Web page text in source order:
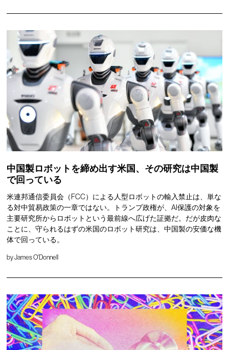
中国製ロボットを締め出す米国、その研究は中国製
で回っている
米連邦通信委員会（FCC）による人型ロボットの輸入禁止は、単な
る対中貿易政策の一章ではない。トランプ政権が、AI保護の対象を
主要研究所からロボットという最前線へ広げた証拠だ。だが皮肉な
ことに、守られるはずの米国のロボット研究は、中国製の安価な機
体で回っている。
byJames O'Donnell